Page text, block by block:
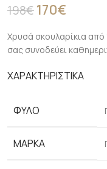
198€170€
Χρυσά σκουλαρίκια από
σας συνοδεύει
ΧΑΡΑΚΤΗΡΙΣΤΙΚΑ
ΦΎΛΟ
ΜΆΡΚΑ